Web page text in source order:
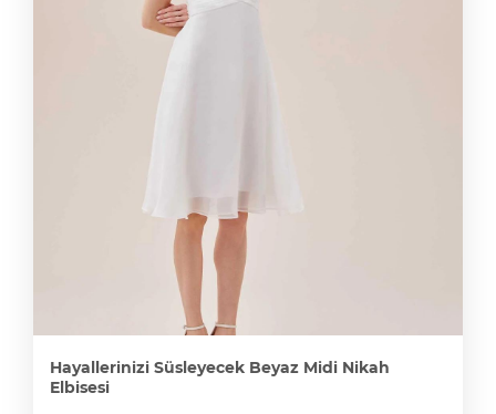
Hayallerinizi Süsleyecek Beyaz Midi Nikah
Elbisesi